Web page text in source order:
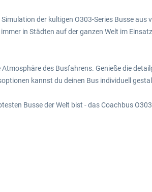
der kultigen O303-Series Busse
in Städten auf der ganzen Welt im
des Busfahrens. Genieße die
kannst du deinen Bus individuell
Busse der Welt bist - das Coachbus